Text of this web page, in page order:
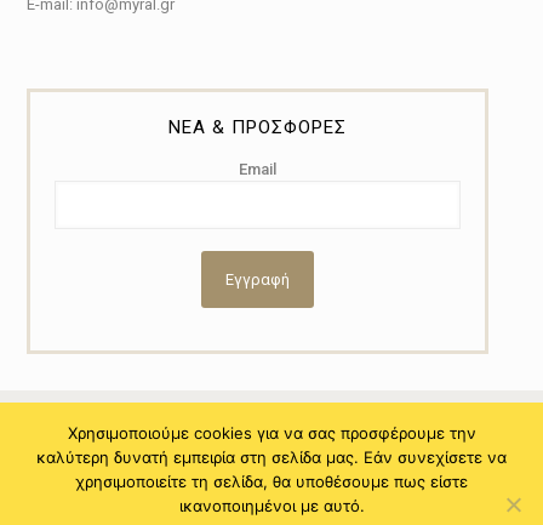
E-mail: info@myral.gr
ΝΕΑ & ΠΡΟΣΦΟΡΕΣ
Email
© 2021 Copyright by Myral - Powered by NiTo Systematic S.A. All
rights reserved.
Χρησιμοποιούμε cookies για να σας προσφέρουμε την
καλύτερη δυνατή εμπειρία στη σελίδα μας. Εάν συνεχίσετε να
χρησιμοποιείτε τη σελίδα, θα υποθέσουμε πως είστε
ικανοποιημένοι με αυτό.